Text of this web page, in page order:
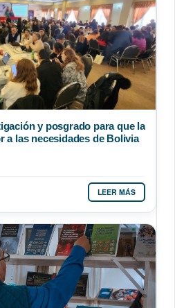
y posgrado para que la
a las necesidades de Bolivia
LEER MÁS